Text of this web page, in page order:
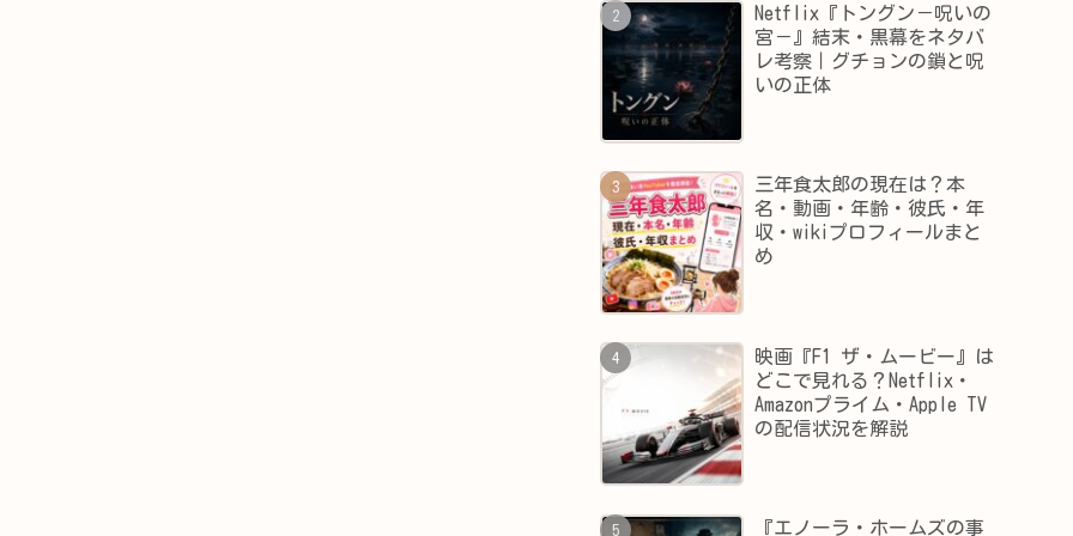
Netflix『トングン－呪いの
宮－』結末・黒幕をネタバ
レ考察｜グチョンの鎖と呪
いの正体
三年食太郎の現在は？本
名・動画・年齢・彼氏・年
収・wikiプロフィールまと
め
映画『F1 ザ・ムービー』は
どこで見れる？Netflix・
Amazonプライム・Apple TV
の配信状況を解説
『エノーラ・ホームズの事